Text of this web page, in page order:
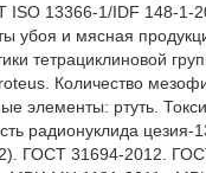
13366-1/IDF 148-
и мясная
тетрациклиновой
Количество
элементы: ртуть.
радионуклида
ГОСТ 31694-2012.